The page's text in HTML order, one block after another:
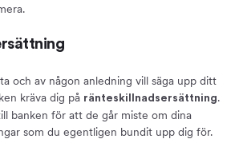
och av någon anledning vill säga upp ditt
kräva dig på ränteskillnadsersättning.
banken för att de går miste om dina
som du egentligen bundit upp dig för.